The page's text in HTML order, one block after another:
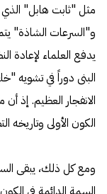
مثل "ثابت هابل"
و"السرعات الشاذة"
يدفع العلماء لإعادة
البنى دوراً في تشويه
الانفجار العظيم. إذ أن
الكون الأولى وتاريخه
ومع كل ذلك، يبقى